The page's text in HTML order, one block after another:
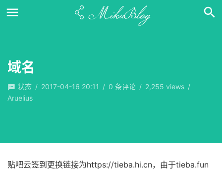
域名
状态 / 2017-04-16 20:11 / 0 条评论 / 2,255 views /
Aruelius
贴吧云签到更换链接为https://tieba.hi.cn，由于tieba.fun